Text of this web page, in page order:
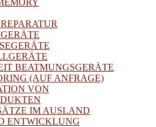
BEATMUNGSGERÄTE
(AUF ANFRAGE)
VON
IM AUSLAND
ENTWICKLUNG